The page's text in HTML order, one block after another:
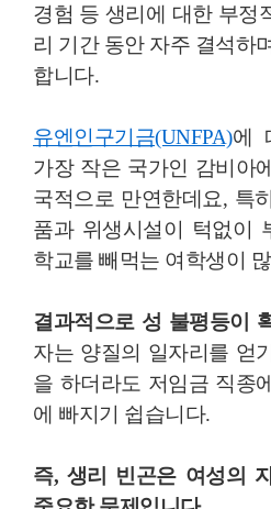
경험 등 생리에 대한 부정
리 기간 동안 자주 결석하
합니다.
유엔인구기금(UNFPA)에
가장 작은 국가인 감비아
국적으로 만연한데요, 특
품과 위생시설이 턱없이
학교를 빼먹는 여학생이
결과적으로 성 불평등이
자는 양질의 일자리를 얻
을 하더라도 저임금 직종
에 빠지기 쉽습니다.
즉, 생리 빈곤은 여성의